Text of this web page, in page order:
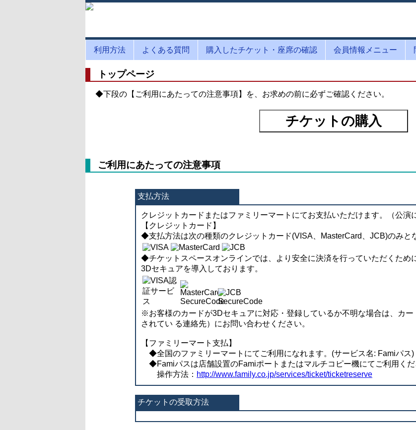
利用方法 よくある質問 購入したチケット・座席の確認 会員情報メニュー
トップページ
◆下段の【ご利用にあたっての注意事項】を、お求めの前に必ずご確認ください。
ご利用にあたっての注意事項
支払方法
クレジットカードまたはファミリーマートにてお支払いただけます。（公演
【クレジットカード】
◆支払方法は次の種類のクレジットカード(VISA、MasterCard、JCB)のみと
◆チケットスペースオンラインでは、より安全に決済を行っていただくため
3Dセキュアを導入しております。
※お客様のカードが3Dセキュアに対応・登録しているか不明な場合は、カ
されてい る連絡先）にお問い合わせください。
【ファミリーマート支払】
◆全国のファミリーマートにてご利用になれます。(サービス名: Famiパス)
◆Famiパスは店舗設置のFamiポートまたはマルチコピー機にてご利用くだ
操作方法： http://www.family.co.jp/services/ticket/ticketreserve
チケットの受取方法